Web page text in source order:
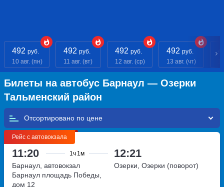
492 руб.
10 авг. (пн)
492 руб.
11 авг. (вт)
492 руб.
12 авг. (ср)
492 руб.
13 авг. (чт)
Билеты на автобус Барнаул — Озерки
Тальменский район
Отсортировано по
Рейс с автовокзала
11:20 1ч 1м 12:21
Барнаул, автовокзал
Барнаул площадь Победы,
дом 12
Озерки, Озерки (поворот)